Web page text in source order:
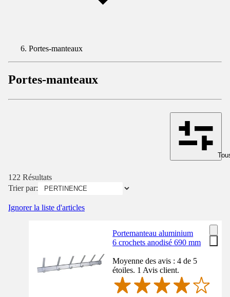
Portes-manteaux
Portes-manteaux
122 Résultats
Trier par:
Ignorer la liste d'articles
Portemanteau aluminium
6 crochets anodisé 690 mm
Moyenne des avis : 4 de 5
étoiles. 1 Avis client.